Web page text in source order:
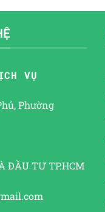
VỤ
Phường
ĐẦU TƯ TP.HCM